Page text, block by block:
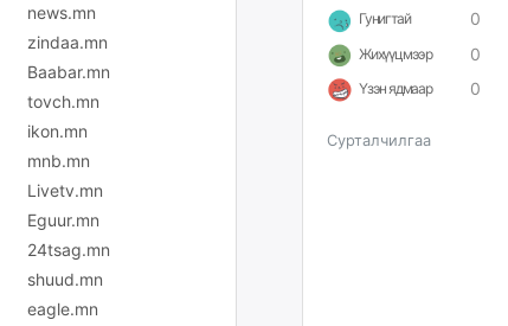
news.mn
zindaa.mn
Baabar.mn
tovch.mn
ikon.mn
mnb.mn
Livetv.mn
Eguur.mn
24tsag.mn
shuud.mn
eagle.mn
Гунигтай 0
Жихүүцмээр 0
Үзэн ядмаар 0
Сурталчилгаа